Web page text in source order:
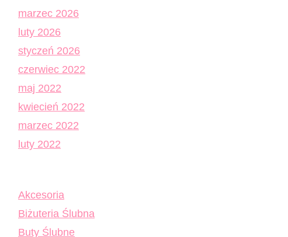
marzec 2026
luty 2026
styczeń 2026
czerwiec 2022
maj 2022
kwiecień 2022
marzec 2022
luty 2022
Akcesoria
Biżuteria Ślubna
Buty Ślubne